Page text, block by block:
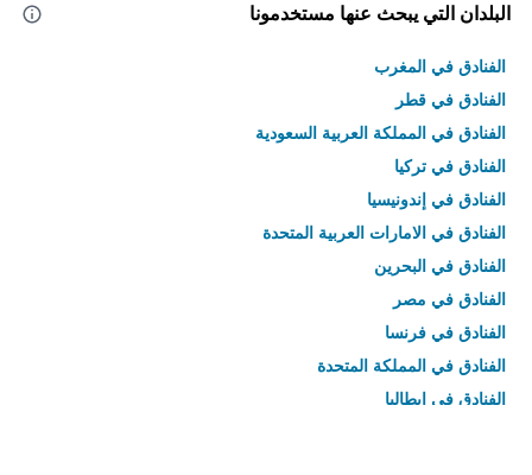
البلدان التي يبحث عنها مستخدمونا
الفنادق في المغرب
الفنادق في قطر
الفنادق في المملكة العربية السعودية
الفنادق في تركيا
الفنادق في إندونيسيا
الفنادق في الامارات العربية المتحدة
الفنادق في البحرين
الفنادق في مصر
الفنادق في فرنسا
الفنادق في المملكة المتحدة
الفنادق في إيطاليا